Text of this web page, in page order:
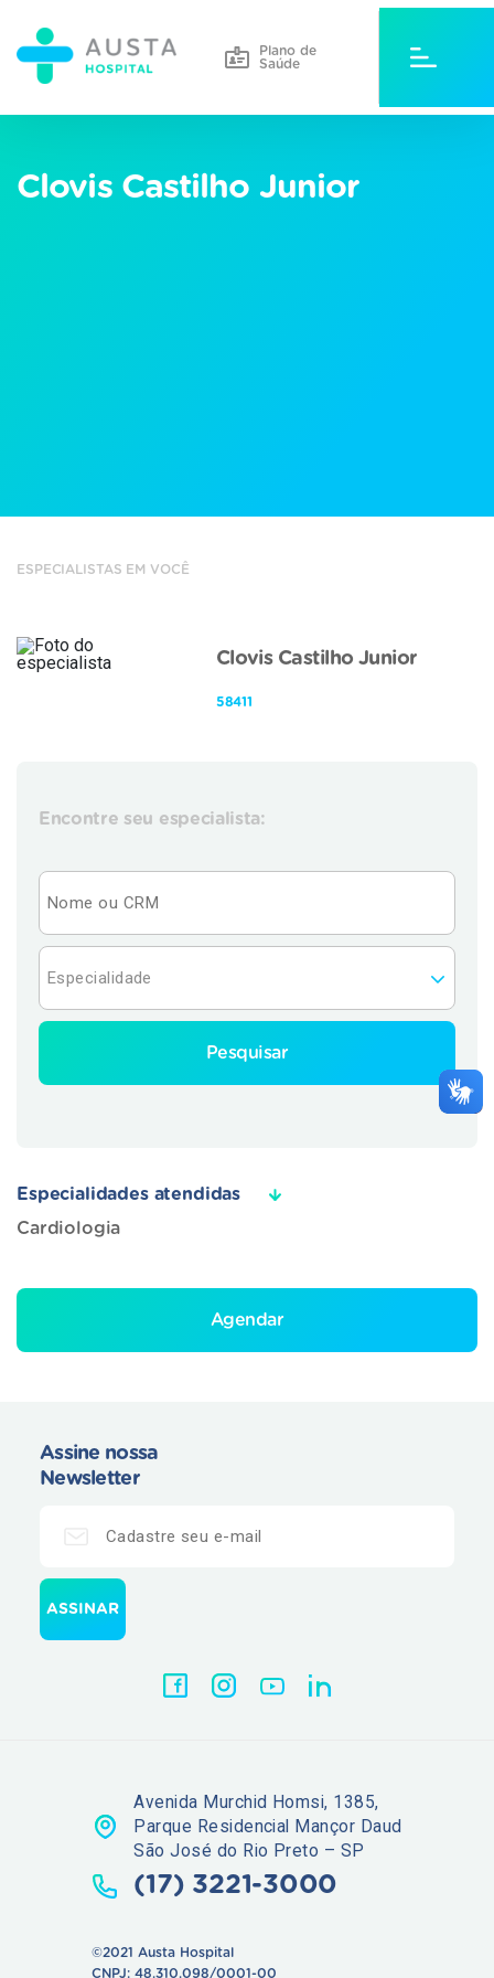
Plano de
Saúde
Clovis Castilho Junior
ESPECIALISTAS EM VOCÊ
Clovis Castilho Junior
58411
Encontre seu especialista:
Pesquisar
Especialidades atendidas
Cardiologia
Agendar
Assine nossa
Newsletter
Avenida Murchid Homsi, 1385,
Parque Residencial Mançor Daud
São José do Rio Preto – SP
(17) 3221-3000
©2021 Austa Hospital
CNPJ: 48.310.098/0001-00